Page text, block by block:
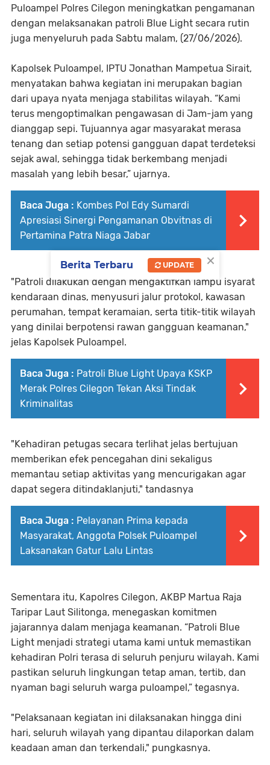
Puloampel Polres Cilegon meningkatkan pengamanan
dengan melaksanakan patroli Blue Light secara rutin
juga menyeluruh pada Sabtu malam, (27/06/2026).
Kapolsek Puloampel, IPTU Jonathan Mampetua Sirait,
menyatakan bahwa kegiatan ini merupakan bagian
dari upaya nyata menjaga stabilitas wilayah. “Kami
terus mengoptimalkan pengawasan di Jam-jam yang
dianggap sepi. Tujuannya agar masyarakat merasa
tenang dan setiap potensi gangguan dapat terdeteksi
sejak awal, sehingga tidak berkembang menjadi
masalah yang lebih besar,” ujarnya.
Baca Juga : Kombes Pol Edy Sumardi
Apresiasi Sinergi Pengamanan Obvitnas di
Pertamina Patra Niaga Jabar
"Patroli dilakukan dengan mengaktifkan lampu isyarat
kendaraan dinas, menyusuri jalur protokol, kawasan
perumahan, tempat keramaian, serta titik-titik wilayah
yang dinilai berpotensi rawan gangguan keamanan,"
jelas Kapolsek Puloampel.
Baca Juga : Patroli Blue Light Upaya KSKP
Merak Polres Cilegon Tekan Aksi Tindak
Kriminalitas
"Kehadiran petugas secara terlihat jelas bertujuan
memberikan efek pencegahan dini sekaligus
memantau setiap aktivitas yang mencurigakan agar
dapat segera ditindaklanjuti," tandasnya
Baca Juga : Pelayanan Prima kepada
Masyarakat, Anggota Polsek Puloampel
Laksanakan Gatur Lalu Lintas
Sementara itu, Kapolres Cilegon, AKBP Martua Raja
Taripar Laut Silitonga, menegaskan komitmen
jajarannya dalam menjaga keamanan. “Patroli Blue
Light menjadi strategi utama kami untuk memastikan
kehadiran Polri terasa di seluruh penjuru wilayah. Kami
pastikan seluruh lingkungan tetap aman, tertib, dan
nyaman bagi seluruh warga puloampel,” tegasnya.
"Pelaksanaan kegiatan ini dilaksanakan hingga dini
hari, seluruh wilayah yang dipantau dilaporkan dalam
keadaan aman dan terkendali," pungkasnya.
×
Berita Terbaru UPDATE